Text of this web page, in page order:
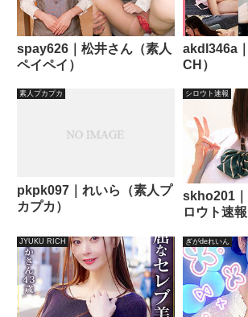
spay626｜松井さん（素人
ペイペイ）
akdl346a
CH）
素人プカプカ
pkpk097｜れいら（素人プ
カプカ）
シロウト速報
skho201
ロウト速報
JYUKU RICH ぎがdeれいん